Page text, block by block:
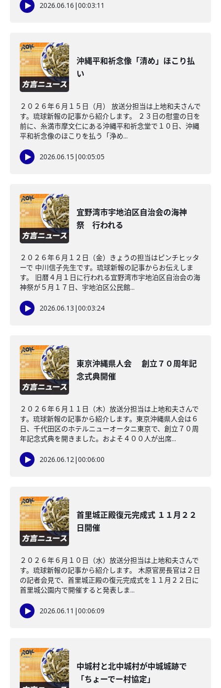
2026.06.16 |00:03:11
沖縄平和祈念像「清め」ほこり払
い
２０２６年６月１５日（月） 放送分担当は上地和夫さんで
す。琉球新報の記事から紹介します。 ２３日の慰霊の日を
前に、糸満市摩文仁にある沖縄平和祈念堂で１０日、沖縄
平和祈念像のほこりを払う「浄め...
2026.06.15 |00:05:05
宜野湾市宇地泊区自治会の海神
祭 行われる
２０２６年６月１２日（金）きょうの担当はピンチヒッタ
ーで 中川信子先生です。琉球新報の記事からお伝えしま
す。 旧暦４月１日に行われる宜野湾市宇地泊区自治会の海
神祭が５月１７日、宇地泊区公民館...
2026.06.13 |00:03:24
東京沖縄県人会 創立７０周年記
念式典開催
２０２６年６月１１日（木）放送分担当は上地和夫さんで
す。琉球新報の記事から紹介します。東京沖縄県人会は６
日、千代田区のホテルニューオータニ東京で、創立７０周
年記念式典を開きました。およそ４００人が出席...
2026.06.12|00:06:00
首里城正殿復元完成式 １１月２２
日開催
２０２６年６月１０日（水）放送分担当は上地和夫さんで
す。琉球新報の記事から紹介します。 木原官房長官は２日
の記者会見で、首里城正殿の復元完成式を１１月２２日に
首里城公園内で開催すると発表しま...
2026.06.11 |00:06:09
中城村と北中城村が中城城跡で
「ちょーでー村協定」